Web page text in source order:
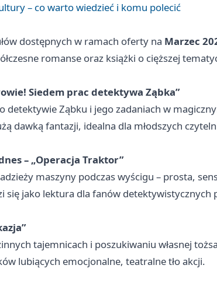
– co warto wiedzieć i komu polecić
dostępnych w ramach oferty na Marzec
romanse oraz książki o cięższej
Siedem prac detektywa Ząbka”
Ząbku i jego zadaniach w
dawką fantazji, idealna dla młodszych
– „Operacja Traktor”
maszyny podczas wyścigu – prosta,
się jako lektura dla fanów detektywistycznych
tajemnicach i poszukiwaniu własnej
lubiących emocjonalne, teatralne tło akcji.